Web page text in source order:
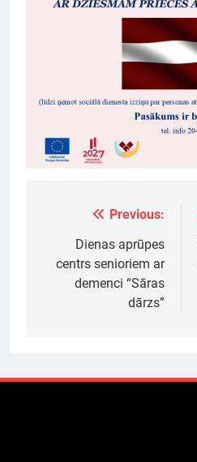
izvēlne
Previous:
Dienas aprūpes
centrs senioriem ar
demenci “Sāras
dārzs”